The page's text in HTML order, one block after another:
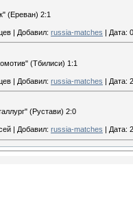
(Ереван) 2:1
| Добавил: russia-matches | Дата:
(Тбилиси) 1:1
| Добавил: russia-matches | Дата:
(Рустави) 2:0
Добавил: russia-matches Дата: